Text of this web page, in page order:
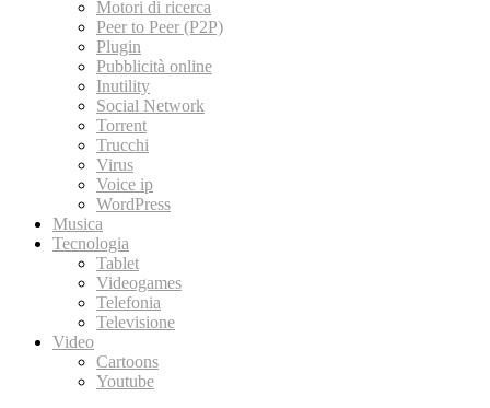
Motori di ricerca
Peer to Peer (P2P)
Plugin
Pubblicità online
Inutility
Social Network
Torrent
Trucchi
Virus
Voice ip
WordPress
Musica
Tecnologia
Tablet
Videogames
Telefonia
Televisione
Video
Cartoons
Youtube